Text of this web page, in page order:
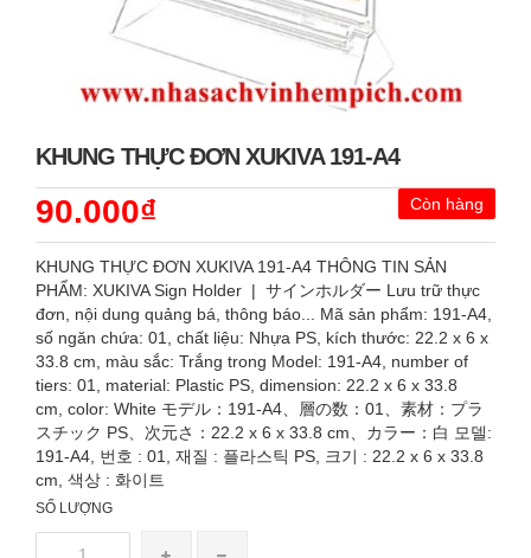
KHUNG THỰC ĐƠN XUKIVA 191-A4
Còn hàng
90.000₫
KHUNG THỰC ĐƠN XUKIVA 191-A4 THÔNG TIN SẢN
PHẨM: XUKIVA Sign Holder | サインホルダー Lưu trữ thực
đơn, nội dung quảng bá, thông báo... Mã sản phẩm: 191-A4,
số ngăn chứa: 01, chất liệu: Nhựa PS, kích thước: 22.2 x 6 x
33.8 cm, màu sắc: Trắng trong Model: 191-A4, number of
tiers: 01, material: Plastic PS, dimension: 22.2 x 6 x 33.8
cm, color: White モデル：191-A4、層の数：01、素材：プラ
スチック PS、次元さ：22.2 x 6 x 33.8 cm、カラー：白 모델:
191-A4, 번호 : 01, 재질 : 플라스틱 PS, 크기 : 22.2 x 6 x 33.8
cm, 색상 : 화이트
SỐ LƯỢNG